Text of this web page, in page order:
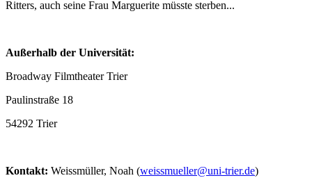
Ritters, auch seine Frau Marguerite müsste sterben...
Außerhalb der Universität:
Broadway Filmtheater Trier
Paulinstraße 18
54292 Trier
Kontakt: Weissmüller, Noah (weissmueller@uni-trier.de)